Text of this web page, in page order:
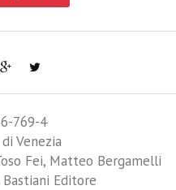
769-4
Venezia
Fei, Matteo Bergamelli
Editore